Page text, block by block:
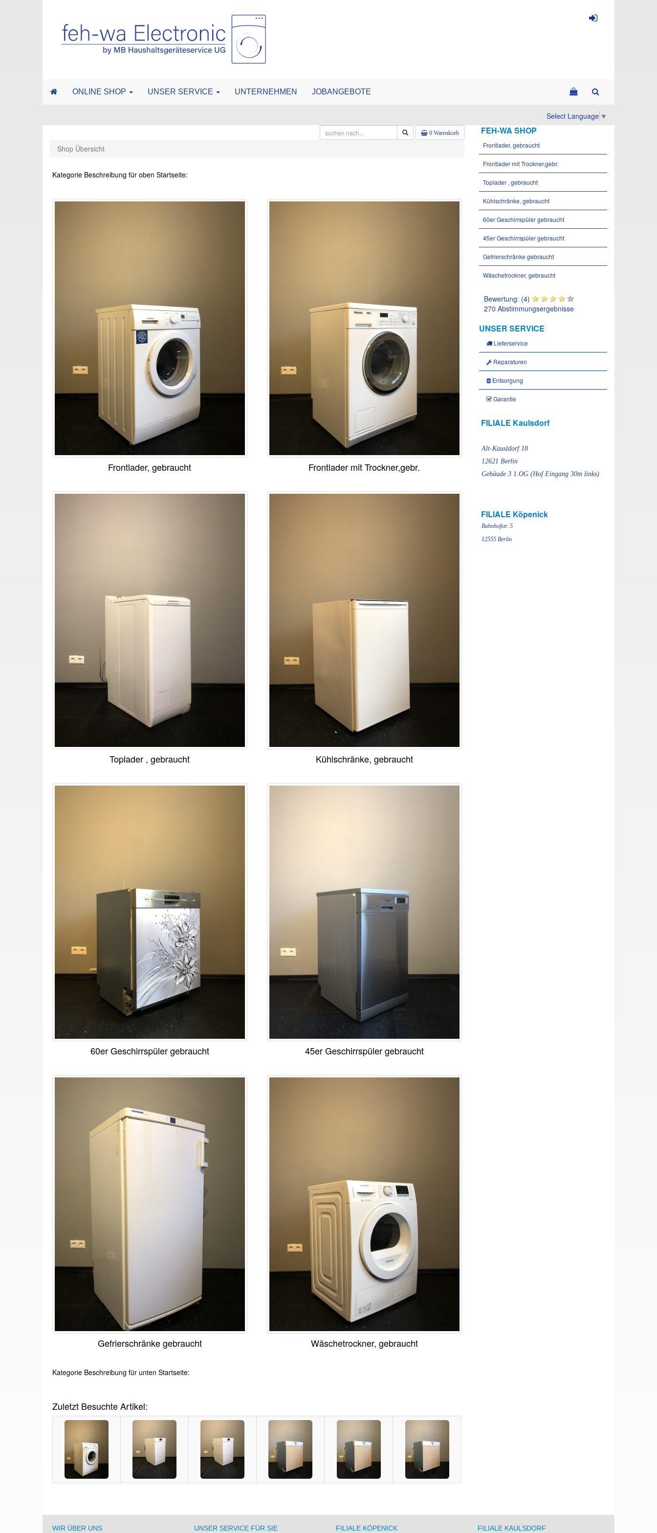
ONLINE SHOP UNSER SERVICE UNTERNEHMEN JOBANGEBOTE
Select Language ▼
0 Warenkorb
Shop Übersicht
Kategorie Beschreibung für oben Startseite:
Frontlader, gebraucht Frontlader mit Trockner,gebr.
Toplader , gebraucht Kühlschränke, gebraucht
60er Geschirrspüler gebraucht 45er Geschirrspüler gebraucht
Gefrierschränke gebraucht Wäschetrockner, gebraucht
Kategorie Beschreibung für unten Startseite:
Zuletzt Besuchte Artikel:
FEH-WA SHOP
Frontlader, gebraucht
Frontlader mit Trockner,gebr.
Toplader , gebraucht
Kühlschränke, gebraucht
60er Geschirrspüler gebraucht
45er Geschirrspüler gebraucht
Gefrierschränke gebraucht
Wäschetrockner, gebraucht
Bewertung: (4)
270 Abstimmungsergebnisse
UNSER SERVICE
Lieferservice
Reparaturen
Entsorgung
Garantie
FILIALE Kaulsdorf
Alt-Kausldorf 18
12621 Berlin
Gebäude 3 1.OG (Hof Eingang 30m links)
FILIALE Köpenick
Bahnhofstr. 5
12555 Berlin
WIR ÜBER UNS UNSER SERVICE FÜR SIE FILIALE KÖPENICK FILIALE KAULSDORF